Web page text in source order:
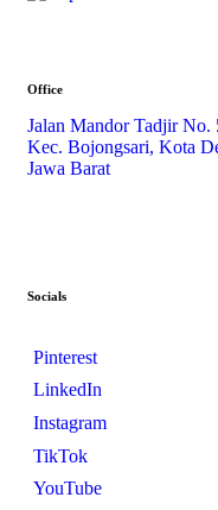
Office
Jalan Mandor Tadjir No.
Kec. Bojongsari, Kota
Jawa Barat
Socials
Pinterest
LinkedIn
Instagram
TikTok
YouTube